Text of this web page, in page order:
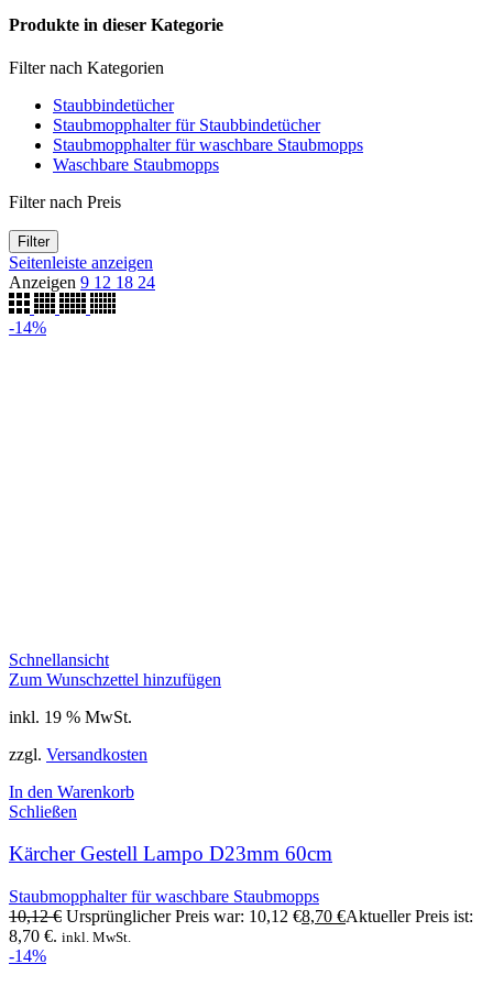
Produkte in dieser Kategorie
Filter nach Kategorien
Staubbindetücher
Staubmopphalter für Staubbindetücher
Staubmopphalter für waschbare Staubmopps
Waschbare Staubmopps
Filter nach Preis
Filter
Seitenleiste anzeigen
Anzeigen 9 12 18 24
-14%
Schnellansicht
Zum Wunschzettel hinzufügen
inkl. 19 % MwSt.
zzgl. Versandkosten
In den Warenkorb
Schließen
Kärcher Gestell Lampo D23mm 60cm
Staubmopphalter für waschbare Staubmopps
10,12€ Ursprünglicher Preis war: 10,12 €8,70 €Aktueller Preis ist:
8,70 €. inkl. MwSt.
-14%